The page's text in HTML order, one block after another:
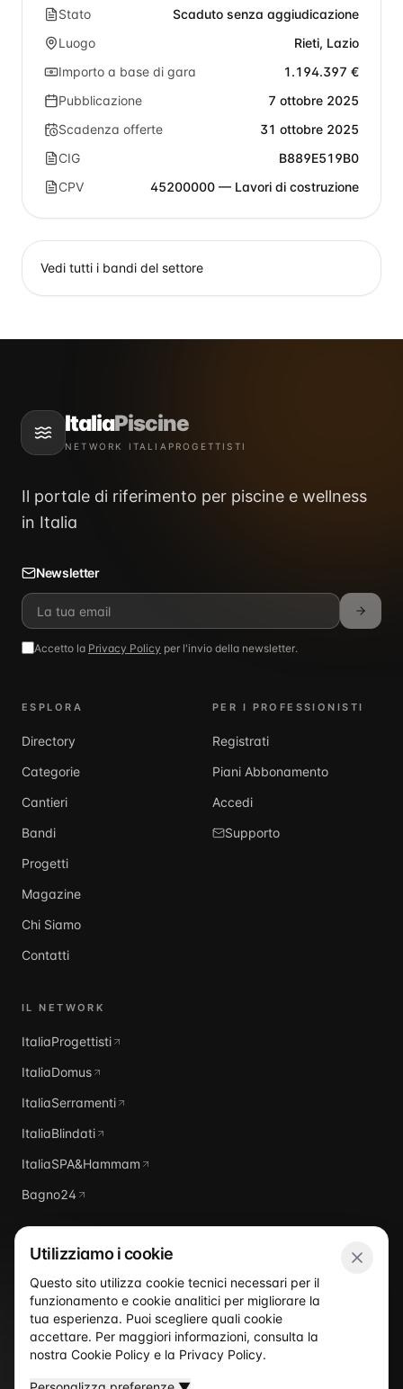
Stato
Scaduto senza aggiudicazione
Luogo
Rieti, Lazio
Importo a base di gara
1.194.397 €
Pubblicazione
7 ottobre 2025
Scadenza offerte
31 ottobre 2025
CIG
B889E519B0
CPV
45200000 — Lavori di costruzione
Vedi tutti i bandi del settore
ItaliaPiscine
NETWORK ITALIAPROGETTISTI
Il portale di riferimento per piscine e wellness
in Italia
Newsletter
Accetto la Privacy Policy per l'invio della newsletter.
ESPLORA
Directory
Categorie
Cantieri
Bandi
Progetti
Magazine
Chi Siamo
Contatti
PER I PROFESSIONISTI
Registrati
Piani Abbonamento
Accedi
Supporto
IL NETWORK
ItaliaProgettisti
ItaliaDomus
ItaliaSerramenti
ItaliaBlindati
ItaliaSPA&Hammam
Bagno24
ItaliaPiscine
Utilizziamo i cookie
Questo sito utilizza cookie tecnici necessari per il
funzionamento e cookie analitici per migliorare la
tua esperienza. Puoi scegliere quali cookie
accettare. Per maggiori informazioni, consulta la
nostra Cookie Policy e la Privacy Policy.